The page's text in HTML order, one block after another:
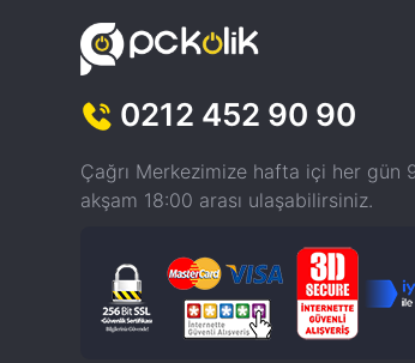
0212 452 90 90
Çağrı Merkezimize hafta içi her gün
akşam 18:00 arası ulaşabilirsiniz.